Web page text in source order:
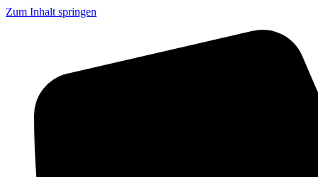
Zum Inhalt springen